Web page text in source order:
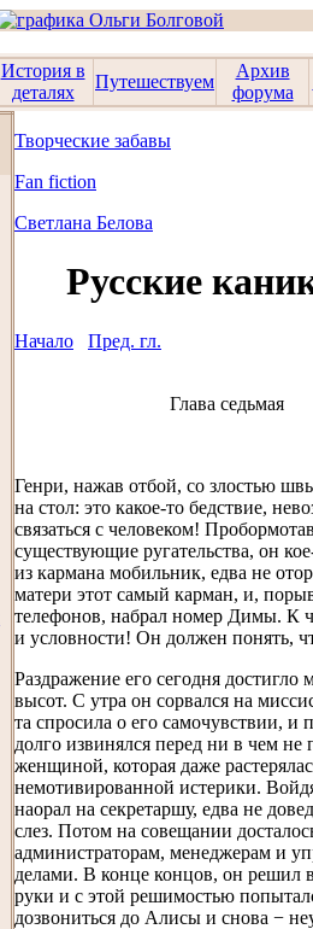
История в
деталях
Путешествуем
Архив
форума
Творческие забавы
Fan fiction
Светланa Беловa
Русские
Начало Пред. гл.
Глава седьмая
Генри, нажав отбой, со злостью
на стол: это какое-то бедствие,
связаться с человеком!
существующие ругательства, он
из кармана мобильник, едва не
матери этот самый карман, и,
телефонов, набрал номер Димы. К
и условности! Он должен понять,
Раздражение его сегодня достигло
высот. С утра он сорвался на
та спросила о его самочувствии, и
долго извинялся перед ни в чем не
женщиной, которая даже
немотивированной истерики.
наорал на секретаршу, едва не
слез. Потом на совещании
администраторам, менеджерам и
делами. В конце концов, он решил
руки и с этой решимостью
дозвониться до Алисы и снова −